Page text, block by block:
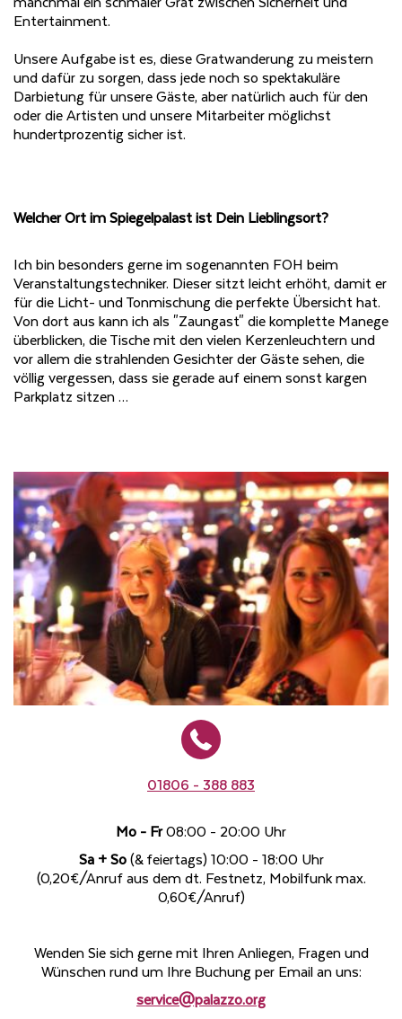
Entertainment.
Unsere Aufgabe ist es, diese Gratwanderung zu meistern
und dafür zu sorgen, dass jede noch so spektakuläre
Darbietung für unsere Gäste, aber natürlich auch für den
oder die Artisten und unsere Mitarbeiter möglichst
hundertprozentig sicher ist.
Welcher Ort im Spiegelpalast ist Dein Lieblingsort?
Ich bin besonders gerne im sogenannten FOH beim
Veranstaltungstechniker. Dieser sitzt leicht erhöht, damit er
für die Licht- und Tonmischung die perfekte Übersicht hat.
Von dort aus kann ich als "Zaungast" die komplette Manege
überblicken, die Tische mit den vielen Kerzenleuchtern und
vor allem die strahlenden Gesichter der Gäste sehen, die
völlig vergessen, dass sie gerade auf einem sonst kargen
Parkplatz sitzen …
01806 - 388 883
Mo - Fr08:00 - 20:00 Uhr
Sa + So(& feiertags) 10:00 - 18:00 Uhr
(0,20€/Anruf aus dem dt. Festnetz, Mobilfunk max.
0,60€/Anruf)
Wenden Sie sich gerne mit Ihren Anliegen, Fragen und
Wünschen rund um Ihre Buchung per Email an uns:
service@palazzo.org